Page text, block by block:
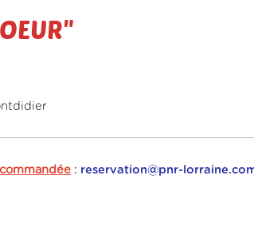
: reservation@pnr-